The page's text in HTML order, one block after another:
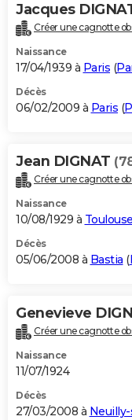
Jacques
Créer une cagnotte
Naissance
17/04/1939 à Paris (
Décès
06/02/2009 à Paris (
Jean DIGNAT
Créer une cagnotte
Naissance
10/08/1929 à Toulouse
Décès
05/06/2008 à Bastia (
Genevieve
Créer une cagnotte
Naissance
11/07/1924
Décès
27/03/2008 à